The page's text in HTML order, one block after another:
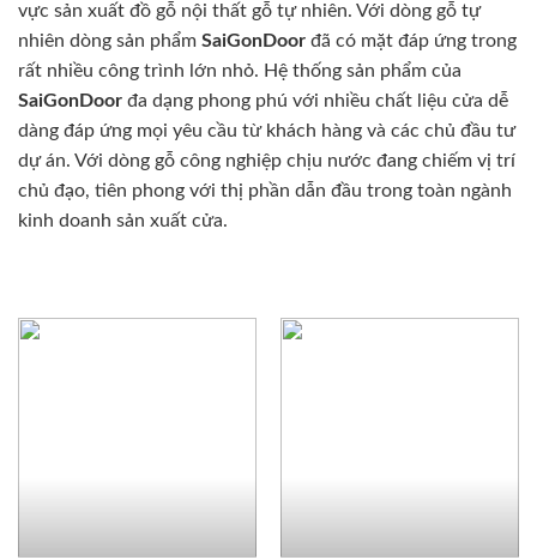
vực sản xuất đồ gỗ nội thất gỗ tự nhiên. Với dòng gỗ tự
nhiên dòng sản phẩm SaiGonDoor đã có mặt đáp ứng trong
rất nhiều công trình lớn nhỏ. Hệ thống sản phẩm của
SaiGonDoor đa dạng phong phú với nhiều chất liệu cửa dễ
dàng đáp ứng mọi yêu cầu từ khách hàng và các chủ đầu tư
dự án. Với dòng gỗ công nghiệp chịu nước đang chiếm vị trí
chủ đạo, tiên phong với thị phần dẫn đầu trong toàn ngành
kinh doanh sản xuất cửa.